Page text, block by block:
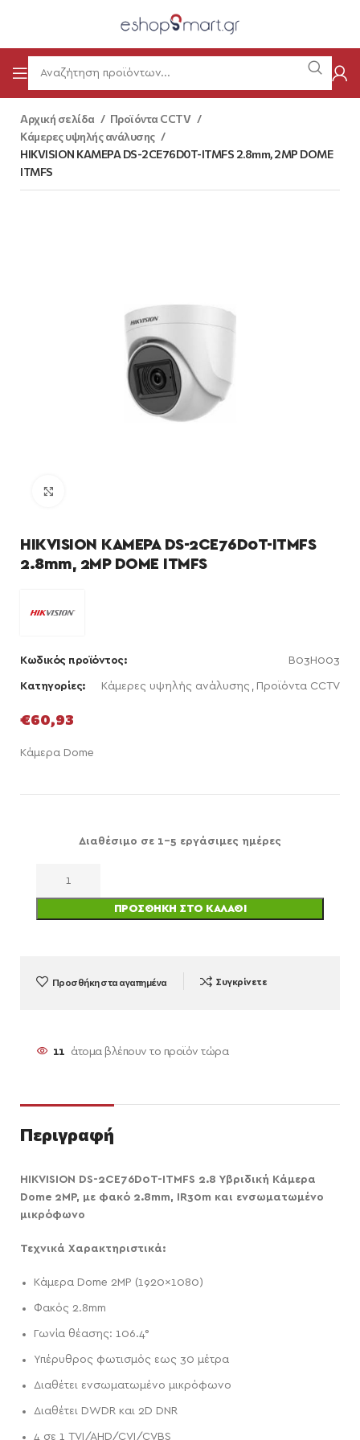
Αρχική σελίδα
Προϊόντα CCTV
Κάμερες υψηλής ανάλυσης
HIKVISION ΚΑΜΕΡΑ DS-2CE76D0T-ITMFS 2.8mm, 2MP DOME
ITMFS
HIKVISION ΚΑΜΕΡΑ DS-2CE76D0T-ITMFS
2.8mm, 2MP DOME ITMFS
Κωδικός προϊόντος: B03H003
Κατηγορίες: Κάμερες υψηλής ανάλυσης , Προϊόντα CCTV
€60,93
Κάμερα Dome
Διαθέσιμο σε 1-5 εργάσιμες ημέρες
ΠΡΟΣΘΉΚΗ ΣΤΟ ΚΑΛΆΘΙ
Προσθήκη στα αγαπημένα Συγκρίνετε
11 άτομα βλέπουν το προϊόν τώρα
Περιγραφή
HIKVISION DS-2CE76D0T-ITMFS 2.8 Υβριδική Κάμερα
Dome 2MP, με φακό 2.8mm, IR30m και ενσωματωμένο
μικρόφωνο
Τεχνικά Χαρακτηριστικά:
Κάμερα Dome 2MP (1920×1080)
Φακός 2.8mm
Γωνία θέασης: 106.4°
Υπέρυθρος φωτισμός εως 30 μέτρα
Διαθέτει ενσωματωμένο μικρόφωνο
Διαθέτει DWDR και 2D DNR
4 σε 1 TVI/AHD/CVI/CVBS